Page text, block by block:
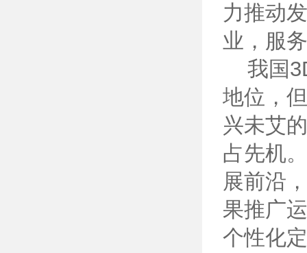
力推动
业，服
我国
地位，
兴未艾
占先机
展前沿
果推广
个性化